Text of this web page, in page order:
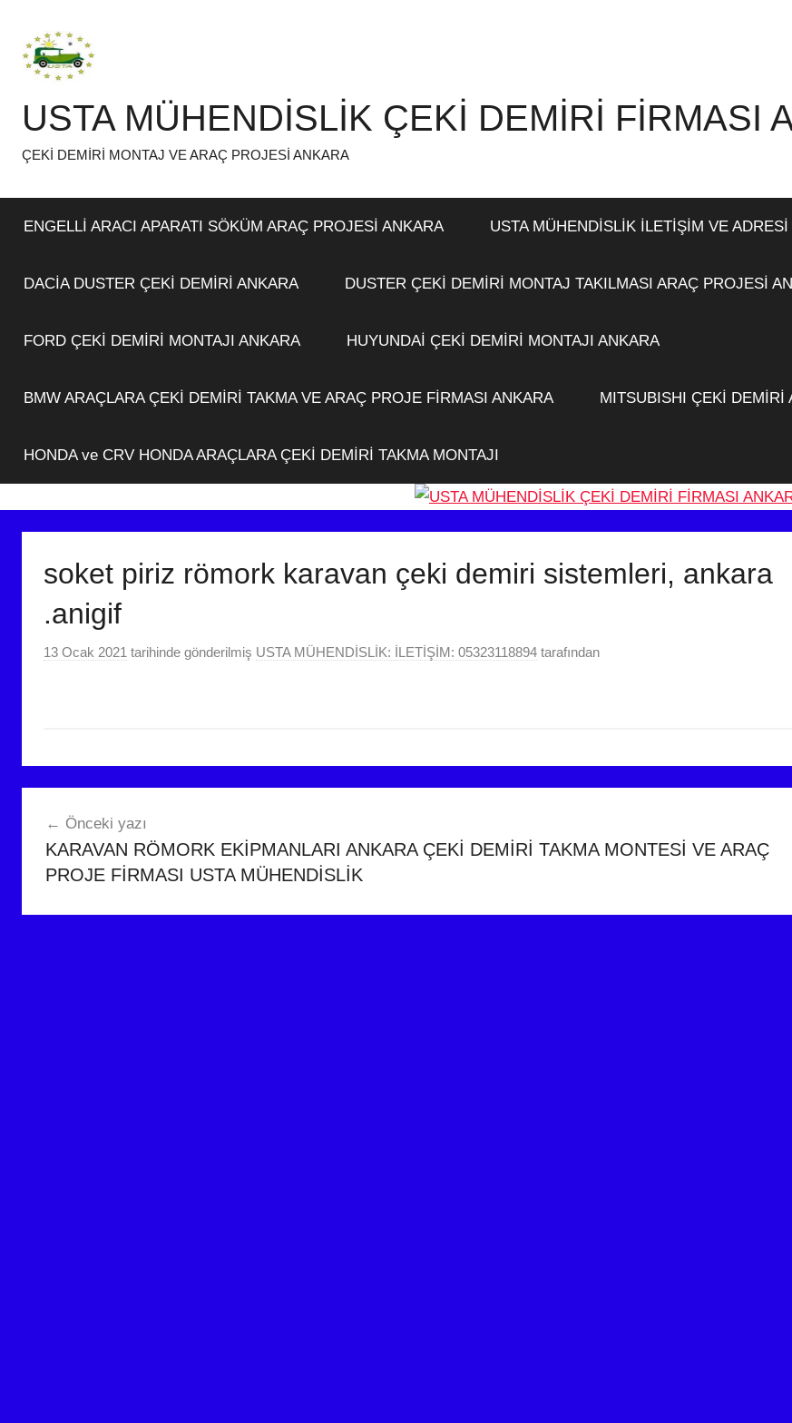
USTA MÜHENDİSLİK ÇEKİ DEMİRİ FİRMASI
ÇEKİ DEMİRİ MONTAJ VE ARAÇ PROJESİ ANKARA
ENGELLİ ARACI APARATI SÖKÜM ARAÇ PROJESİ ANKARA USTA MÜHENDİSLİK İLETİŞİM VE ADRESİ
DACİA DUSTER ÇEKİ DEMİRİ ANKARA DUSTER ÇEKİ DEMİRİ MONTAJ TAKILMASI ARAÇ PROJESİ
FORD ÇEKİ DEMİRİ MONTAJI ANKARA HUYUNDAİ ÇEKİ DEMİRİ MONTAJI ANKARA
BMW ARAÇLARA ÇEKİ DEMİRİ TAKMA VE ARAÇ PROJE FİRMASI ANKARA MITSUBISHI ÇEKİ DEMİRİ
HONDA ve CRV HONDA ARAÇLARA ÇEKİ DEMİRİ TAKMA MONTAJI
soket piriz römork karavan çeki demiri sistemleri, ankara
.anigif
13 Ocak 2021 tarihinde gönderilmiş USTA MÜHENDİSLİK: İLETİŞİM: 05323118894 tarafından
gezinmesi
Önceki yazı
KARAVAN RÖMORK EKİPMANLARI ANKARA ÇEKİ DEMİRİ TAKMA MONTESİ VE ARAÇ
PROJE FİRMASI USTA MÜHENDİSLİK